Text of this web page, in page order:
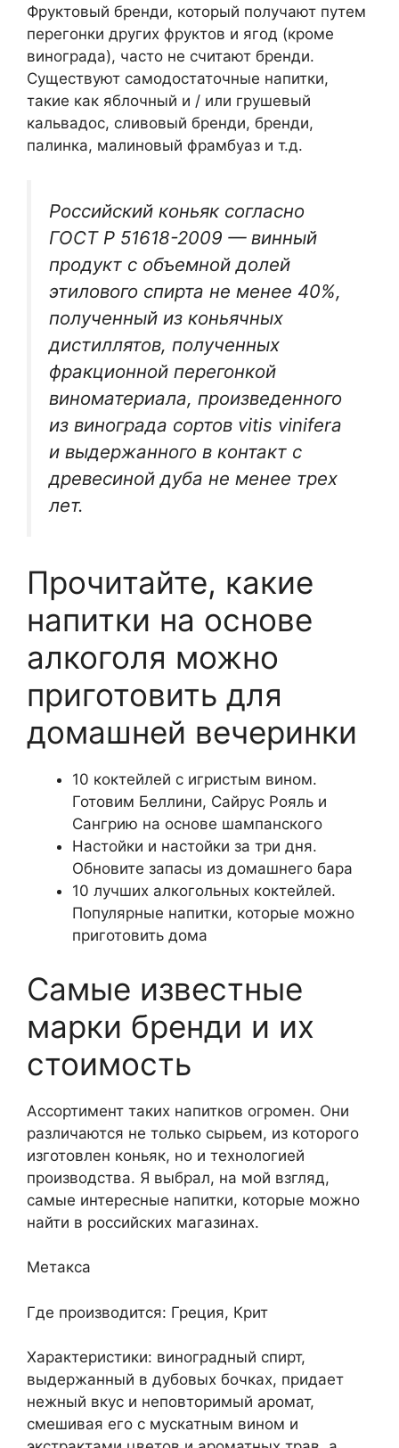
Фруктовый бренди, который получают путем
перегонки других фруктов и ягод (кроме
винограда), часто не считают бренди.
Существуют самодостаточные напитки,
такие как яблочный и / или грушевый
кальвадос, сливовый бренди, бренди,
палинка, малиновый фрамбуаз и т.д.
Российский коньяк согласно
ГОСТ Р 51618-2009 — винный
продукт с объемной долей
этилового спирта не менее 40%,
полученный из коньячных
дистиллятов, полученных
фракционной перегонкой
виноматериала, произведенного
из винограда сортов vitis vinifera
и выдержанного в контакт с
древесиной дуба не менее трех
лет.
Прочитайте, какие
напитки на основе
алкоголя можно
приготовить для
домашней вечеринки
10 коктейлей с игристым вином.
Готовим Беллини, Сайрус Рояль и
Сангрию на основе шампанского
Настойки и настойки за три дня.
Обновите запасы из домашнего бара
10 лучших алкогольных коктейлей.
Популярные напитки, которые можно
приготовить дома
Самые известные
марки бренди и их
стоимость
Ассортимент таких напитков огромен. Они
различаются не только сырьем, из которого
изготовлен коньяк, но и технологией
производства. Я выбрал, на мой взгляд,
самые интересные напитки, которые можно
найти в российских магазинах.
Метакса
Где производится: Греция, Крит
Характеристики: виноградный спирт,
выдержанный в дубовых бочках, придает
нежный вкус и неповторимый аромат,
смешивая его с мускатным вином и